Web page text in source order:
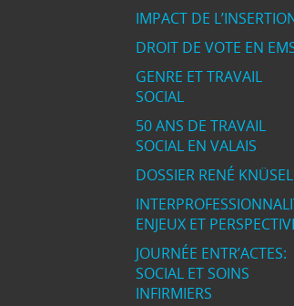
IMPACT DE
DROIT DE VOTE EN
GENRE ET TRAVAIL
SOCIAL
50 ANS DE TRAVAIL
SOCIAL EN VALAIS
DOSSIER RENÉ KNÜSEL
ENJEUX ET
JOURNÉE ENTR’ACTES:
SOCIAL ET SOINS
INFIRMIERS